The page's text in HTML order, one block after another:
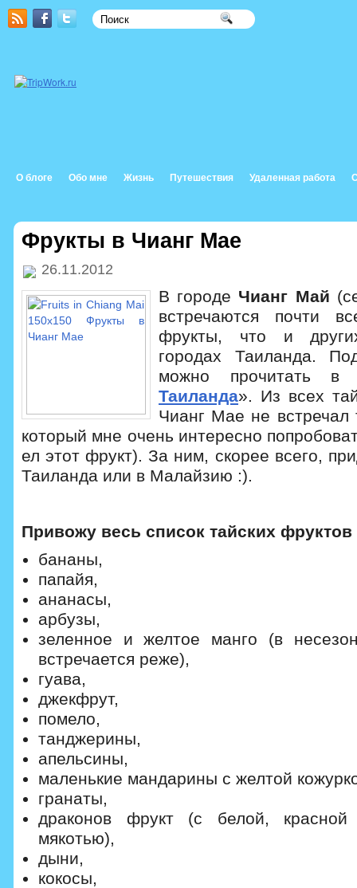
О блоге Обо мне Жизнь Путешествия Удаленная работа
Фрукты в Чианг Мае
26.11.2012
В городе Чианг Май
встречаются почти
фрукты, что и
городах Таиланда.
можно прочитать в
Таиланда». Из всех
Чианг Мае не встречал
который мне очень интересно
ел этот фрукт). За ним, скорее всего,
Таиланда или в Малайзию :).
Привожу весь список тайских
бананы,
папайя,
ананасы,
арбузы,
зеленное и желтое манго (в
встречается реже),
гуава,
джекфрут,
помело,
танджерины,
апельсины,
маленькие мандарины с желтой
гранаты,
драконов фрукт (с белой,
мякотью),
дыни,
кокосы,